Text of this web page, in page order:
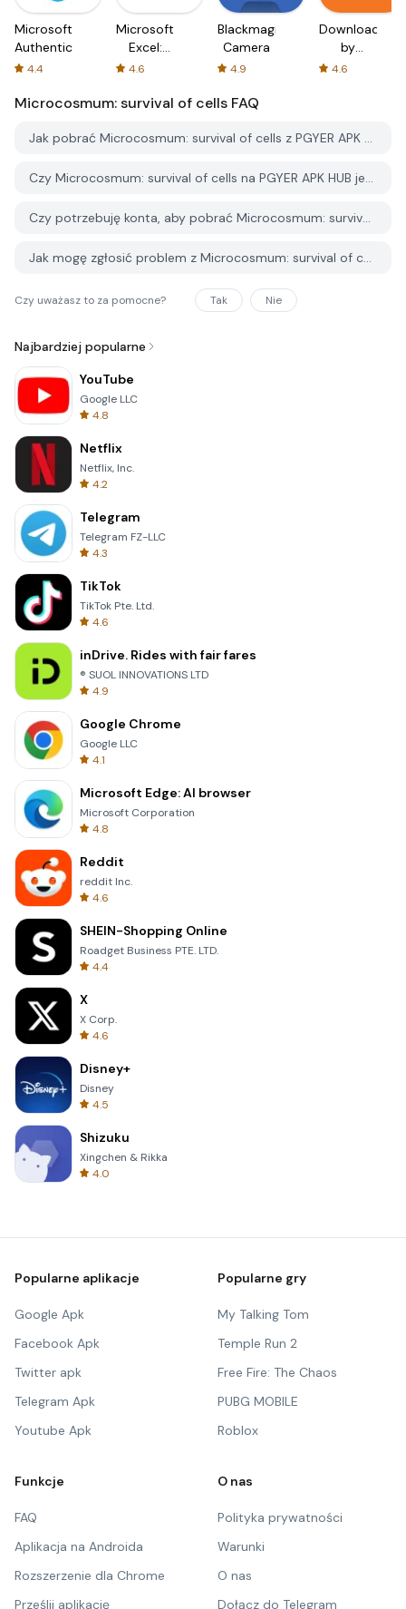
Microsoft
Authenticator
4.4
Microsoft
Excel:
Spreadsheets
4.6
Blackmagic
Camera
4.9
Downloader
by
AFTVnews
4.6
Microcosmum: survival of cells FAQ
Jak pobrać Microcosmum: survival of cells z PGYER APK HUB?
Czy Microcosmum: survival of cells na PGYER APK HUB jest darmowy do pobrania?
Czy potrzebuję konta, aby pobrać Microcosmum: survival of cells z PGYER APK HUB?
Jak mogę zgłosić problem z Microcosmum: survival of cells na PGYER APK HUB?
Czy uważasz to za pomocne? Tak Nie
Najbardziej popularne
YouTube
Google LLC
4.8
Netflix
Netflix, Inc.
4.2
Telegram
Telegram FZ-LLC
4.3
TikTok
TikTok Pte. Ltd.
4.6
inDrive. Rides with fair fares
® SUOL INNOVATIONS LTD
4.9
Google Chrome
Google LLC
4.1
Microsoft Edge: AI browser
Microsoft Corporation
4.8
Reddit
reddit Inc.
4.6
SHEIN-Shopping Online
Roadget Business PTE. LTD.
4.4
X
X Corp.
4.6
Disney+
Disney
4.5
Shizuku
Xingchen & Rikka
4.0
Popularne aplikacje
Google Apk
Facebook Apk
Twitter apk
Telegram Apk
Youtube Apk
Popularne gry
My Talking Tom
Temple Run 2
Free Fire: The Chaos
PUBG MOBILE
Roblox
Funkcje
FAQ
Aplikacja na Androida
Rozszerzenie dla Chrome
Prześlij aplikację
O nas
Polityka prywatności
Warunki
O nas
Dołącz do Telegram